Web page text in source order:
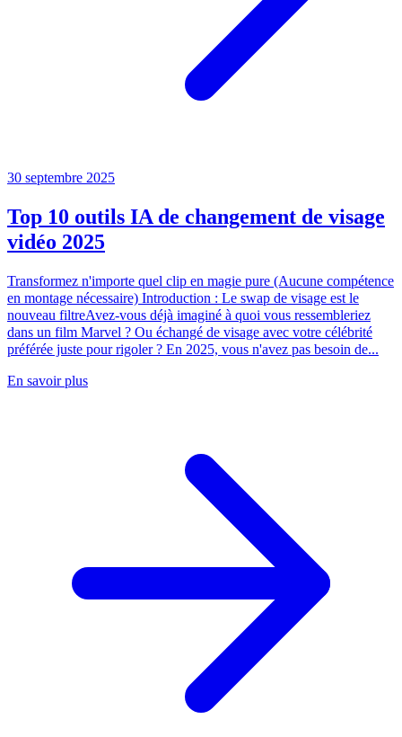
30 septembre 2025
Top 10 outils IA de changement de visage
vidéo 2025
Transformez n'importe quel clip en magie pure (Aucune compétence
en montage nécessaire) Introduction : Le swap de visage est le
nouveau filtreAvez-vous déjà imaginé à quoi vous ressembleriez
dans un film Marvel ? Ou échangé de visage avec votre célébrité
préférée juste pour rigoler ? En 2025, vous n'avez pas besoin de...
En savoir plus